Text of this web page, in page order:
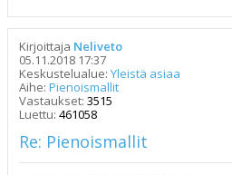
Kirjoittaja Neliveto
05.11.2018 17:37
Keskustelualue: Yleistä asiaa
Aihe: Pienoismallit
Vastaukset: 3515
Luettu: 461058
Re: Pienoismallit